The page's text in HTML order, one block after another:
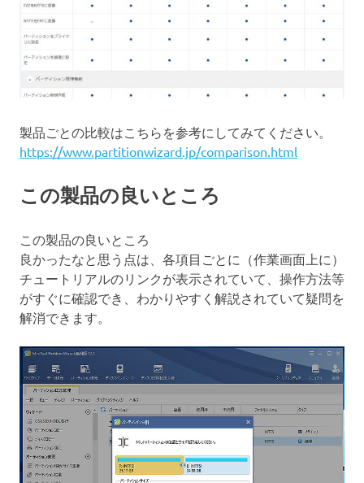
製品ごとの比較はこちらを参考にしてみてください。
https://www.partitionwizard.jp/comparison.html
この製品の良いところ
この製品の良いところ
良かったなと思う点は、各項目ごとに（作業画面上に）
チュートリアルのリンクが表示されていて、操作方法等
がすぐに確認でき、わかりやすく解説されていて疑問を
解消できます。